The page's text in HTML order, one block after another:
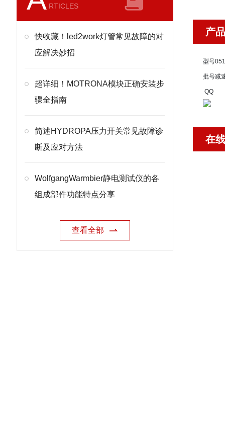
RTICLES
快收藏！led2work灯管常见故障的对
应解决妙招
超详细！MOTRONA模块正确安装步
骤全指南
简述HYDROPA压力开关常见故障诊
断及应对方法
WolfgangWarmbier静电测试仪的各
组成部件功能特点分享
查看全部
产
型号
批号减
QQ
在